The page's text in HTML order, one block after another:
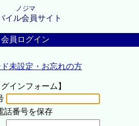
ノジマ
イル会員サイト
会員ログイン
未設定・お忘れの方
グインフォーム】
話番号を保存